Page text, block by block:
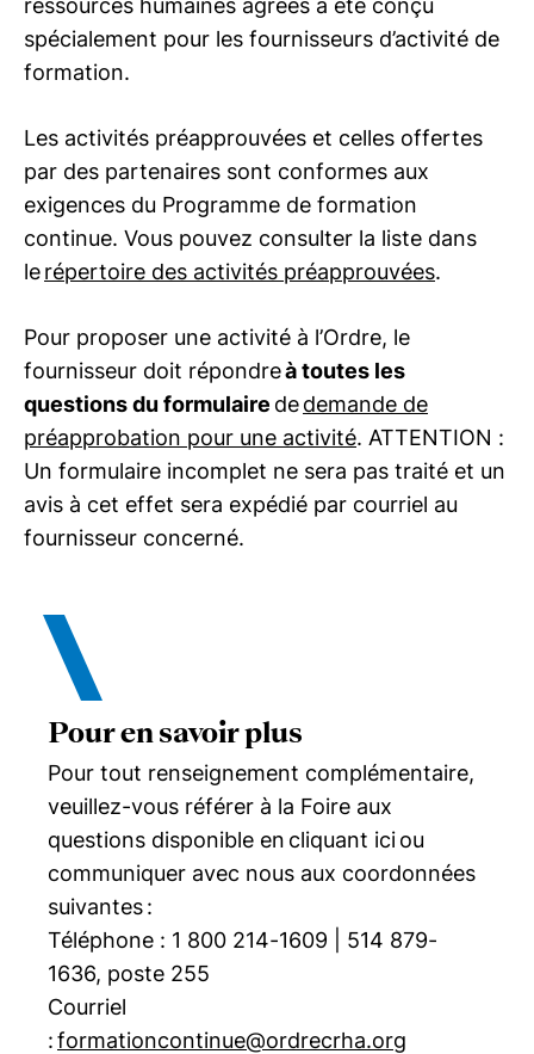
ressources humaines agréés a été conçu
spécialement pour les fournisseurs d’activité de
formation.
Les activités préapprouvées et celles offertes
par des partenaires sont conformes aux
exigences du Programme de formation
continue. Vous pouvez consulter la liste dans
lerépertoire des activités préapprouvées.
Pour proposer une activité à l’Ordre, le
fournisseur doit répondreà toutes les
questions du formulaire dedemande de
préapprobation pour une activité. ATTENTION :
Un formulaire incomplet ne sera pas traité et un
avis à cet effet sera expédié par courriel au
fournisseur concerné.
Pour en savoir plus
Pour tout renseignement complémentaire,
veuillez-vous référer à la Foire aux
questions disponible en cliquant ici ou
communiquer avec nous aux coordonnées
suivantes :
Téléphone : 1 800 214-1609 | 514 879-
1636, poste 255
Courriel
:formationcontinue@ordrecrha.org